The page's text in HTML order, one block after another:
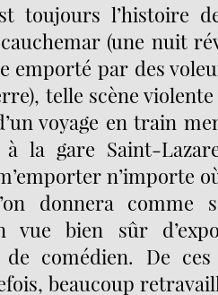
toujours l’histoire
(une nuit
emporté par des
telle scène violente
voyage en train
la gare Saint-
n’importe
donnera comme
vue bien sûr
de comédien. De
beaucoup